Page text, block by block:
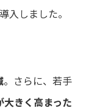
入しました。
。さらに、若手
大きく高まった